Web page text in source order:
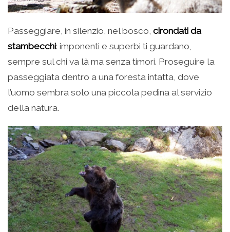
Passeggiare, in silenzio, nel bosco, cirondati da
stambecchi: imponenti e superbi ti guardano,
sempre sul chi va là ma senza timori. Proseguire la
passeggiata dentro a una foresta intatta, dove
l’uomo sembra solo una piccola pedina al servizio
della natura.